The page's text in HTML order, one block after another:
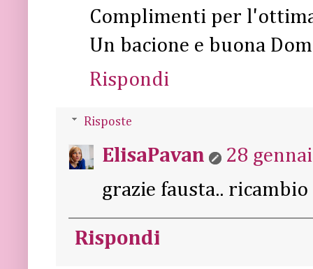
Complimenti per
Un bacione e buona
Rispondi
Risposte
ElisaPavan
28
grazie fausta..
Rispondi